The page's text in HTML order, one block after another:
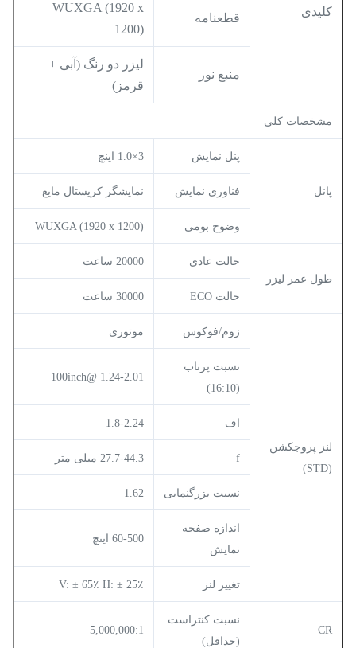
کلیدی قطعنامه
WUXGA (1920 x
1200)
منبع نور
لیزر دو رنگ (آبی +
قرمز)
مشخصات کلی
پانل
پنل نمایش 3×1.0 اینچ
فناوری نمایش نمایشگر کریستال مایع
وضوح بومی WUXGA (1920 x 1200)
طول عمر لیزر
حالت عادی 20000 ساعت
حالت ECO 30000 ساعت
لنز پروجکشن
(STD)
زوم/فوکوس موتوری
نسبت پرتاب
(16:10)
1.24-2.01 @100inch
اف 1.8-2.24
f 27.7-44.3 میلی متر
نسبت بزرگنمایی 1.62
اندازه صفحه
نمایش
60-500 اینچ
تغییر لنز V: ± 65٪ H: ± 25٪
CR
نسبت کنتراست
(حداقل)
5,000,000:1